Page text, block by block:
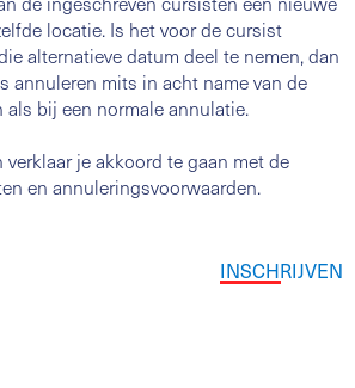
locatie. Is het voor de cursist
alternatieve datum deel te nemen, dan
annuleren mits in acht name van de
als bij een normale annulatie.
je akkoord te gaan met de
en annuleringsvoorwaarden.
INSCHRIJVEN